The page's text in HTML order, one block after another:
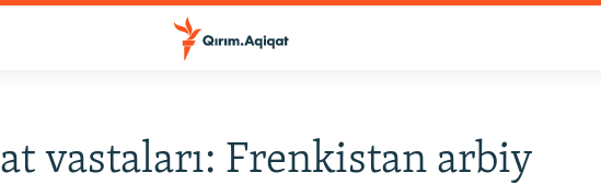
vastaları: Frenkistan arbiy